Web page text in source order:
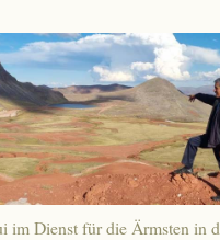
im Dienst für die Ärmsten in